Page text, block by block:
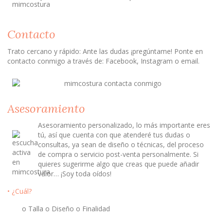
Contacto
Trato cercano y rápido: Ante las dudas ¡pregúntame! Ponte en
contacto conmigo a través de: Facebook, Instagram o email.
Asesoramiento
Asesoramiento personalizado, lo más importante eres
tú, así que cuenta con que atenderé tus dudas o
consultas, ya sean de diseño o técnicas, del proceso
de compra o servicio post-venta personalmente. Si
quieres sugerirme algo que creas que puede añadir
valor… ¡Soy toda oídos!
• ¿Cuál?
o Talla o Diseño o Finalidad